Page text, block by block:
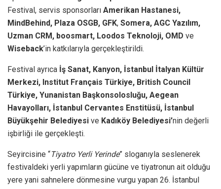
Festival, servis sponsorları Amerikan Hastanesi,
MindBehind, Plaza OSGB, GFK, Somera, AGC Yazılım,
Uzman CRM, boosmart, Loodos Teknoloji, OMD ve
Wiseback’in katkılarıyla gerçekleştirildi.
Festival ayrıca İş Sanat, Kanyon, İstanbul İtalyan Kültür
Merkezi, Institut Français Türkiye, British Council
Türkiye, Yunanistan Başkonsolosluğu, Aegean
Havayolları, İstanbul Cervantes Enstitüsü, İstanbul
Büyükşehir Belediyesi ve Kadıköy Belediyesi’nin değerli
işbirliği ile gerçekleşti.
Seyircisine “Tiyatro Yerli Yerinde” sloganıyla seslenerek
festivaldeki yerli yapımların gücüne ve tiyatronun ait olduğu
yere yani sahnelere dönmesine vurgu yapan 26. İstanbul